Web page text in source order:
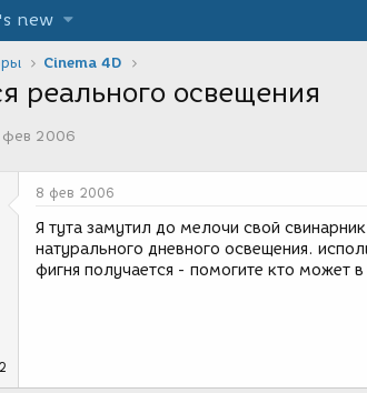
new
Cinema 4D
реального освещения
фев 2006
2
8 фев 2006
Я тута замутил до мелочи свой
натурального дневного освещения.
фигня получается - помогите кто может